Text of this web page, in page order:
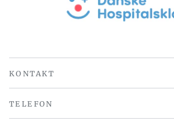
KONTAKT
TELEFON